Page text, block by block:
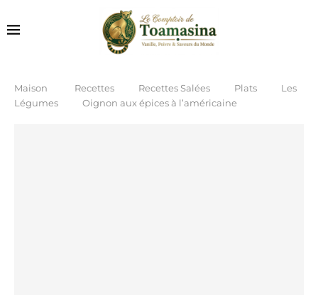
Maison Recettes Recettes Salées Plats
Les
Légumes
Oignon aux épices à l’américaine